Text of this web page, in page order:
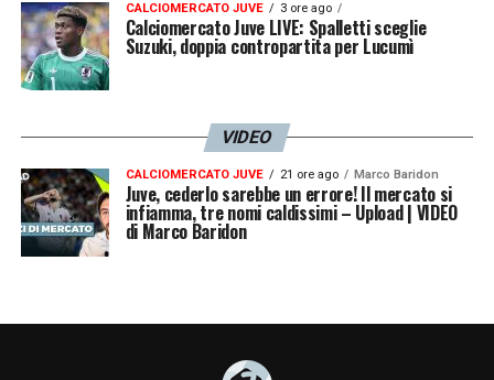
CALCIOMERCATO JUVE 3 ore ago
Calciomercato Juve LIVE: Spalletti sceglie
Suzuki, doppia contropartita per Lucumì
VIDEO
CALCIOMERCATO JUVE 21 ore ago Marco Baridon
Juve, cederlo sarebbe un errore! Il mercato si
infiamma, tre nomi caldissimi – Upload | VIDEO
di Marco Baridon